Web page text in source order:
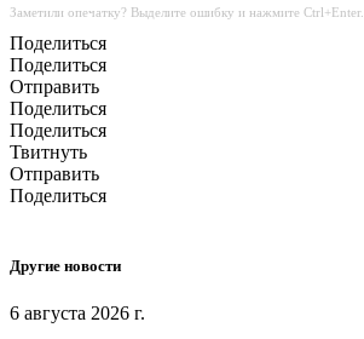
Заметили опечатку? Выделите ошибку и нажмите Ctrl+Enter.
Поделиться
Поделиться
Отправить
Поделиться
Поделиться
Твитнуть
Отправить
Поделиться
Другие новости
6 августа 2026 г.